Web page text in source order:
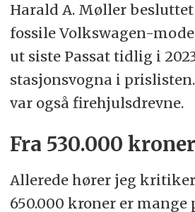
Harald A. Møller
fossile Volkswagen-
ut siste Passat tidlig i
stasjonsvogna i
var også firehjulsdrevne.
Fra 530.000 kroner
Allerede hører jeg
650.000 kroner er mange